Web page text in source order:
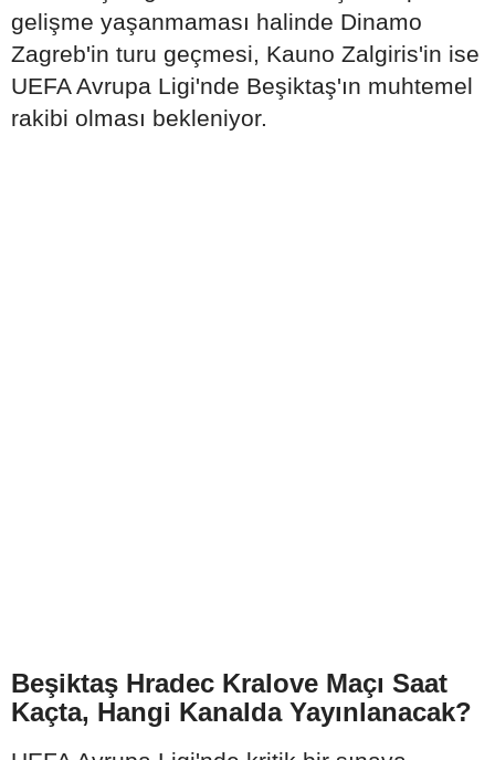
gelişme yaşanmaması halinde Dinamo
Zagreb'in turu geçmesi, Kauno Zalgiris'in ise
UEFA Avrupa Ligi'nde Beşiktaş'ın muhtemel
rakibi olması bekleniyor.
Beşiktaş Hradec Kralove Maçı Saat
Kaçta, Hangi Kanalda Yayınlanacak?